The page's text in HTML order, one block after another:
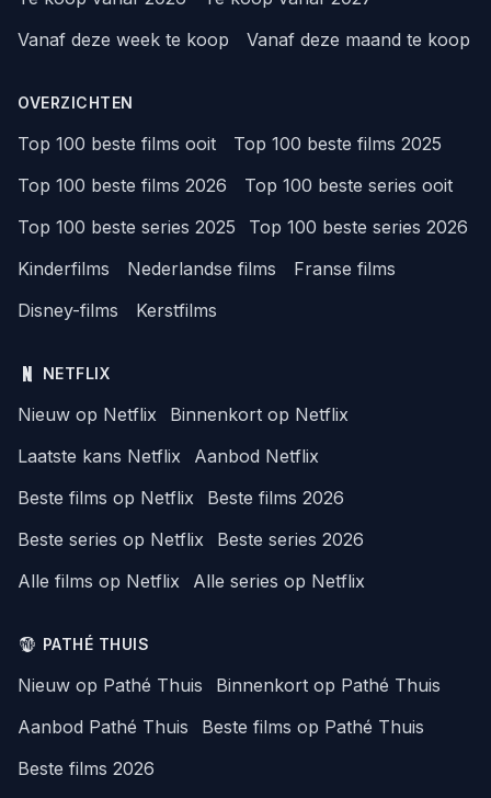
Vanaf deze week te koop
Vanaf deze maand te koop
OVERZICHTEN
Top 100 beste films ooit
Top 100 beste films 2025
Top 100 beste films 2026
Top 100 beste series ooit
Top 100 beste series 2025
Top 100 beste series 2026
Kinderfilms
Nederlandse films
Franse films
Disney-films
Kerstfilms
NETFLIX
Nieuw op Netflix
Binnenkort op Netflix
Laatste kans Netflix
Aanbod Netflix
Beste films op Netflix
Beste films 2026
Beste series op Netflix
Beste series 2026
Alle films op Netflix
Alle series op Netflix
PATHÉ THUIS
Nieuw op Pathé Thuis
Binnenkort op Pathé Thuis
Aanbod Pathé Thuis
Beste films op Pathé Thuis
Beste films 2026